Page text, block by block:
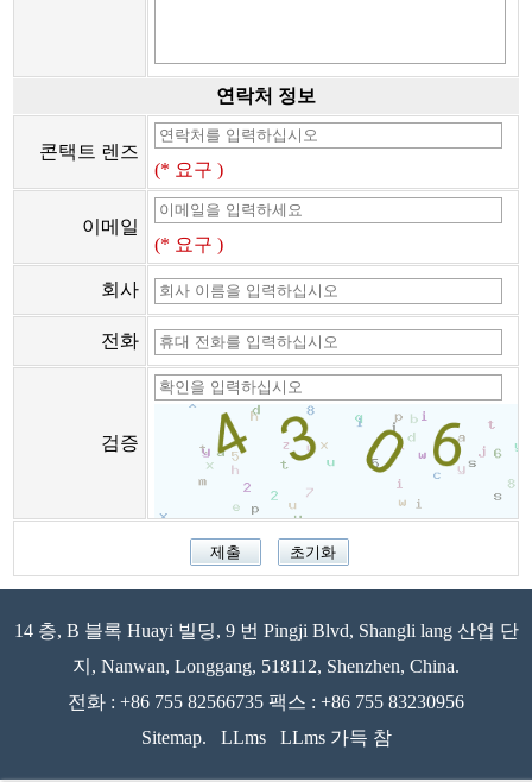
연락처 정보
콘택트 렌즈
(* 요구 )
이메일
(* 요구 )
회사
전화
검증
14 층, B 블록 Huayi 빌딩, 9 번 Pingji Blvd, Shangli lang 산업 단
지, Nanwan, Longgang, 518112, Shenzhen, China.
전화 : +86 755 82566735 팩스 : +86 755 83230956
Sitemap.
LLms LLms 가득 참